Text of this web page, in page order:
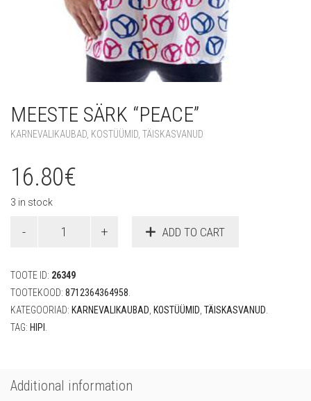
MEESTE SÄRK “PEACE”
KARNEVALIKAUBAD KOSTÜÜMID TÄISKASVANUD
16.80€
3 in stock
särk
ADD TO CART
TOOTE ID: 26349
TOOTEKOOD: 8712364364958
KATEGOORIAD: KARNEVALIKAUBAD KOSTÜÜMID TÄISKASVANUD
TAG: HIPI
Additional information